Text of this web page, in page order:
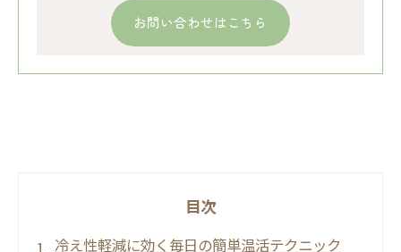
お問い合わせはこちら
目次
冷え性軽減に効く毎日の簡単温活テクニック